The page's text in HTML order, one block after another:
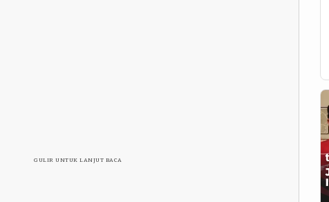
GULIR UNTUK LANJUT BACA